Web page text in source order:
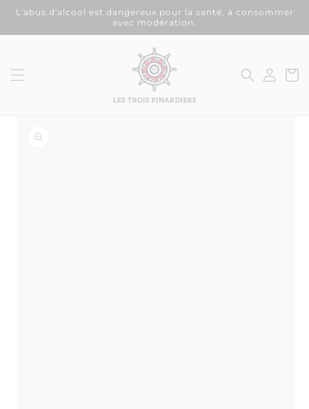
passer
contenu
L'abus d'alcool est dangereux pour la santé, à consommer
avec modération.
Connexion
Panier